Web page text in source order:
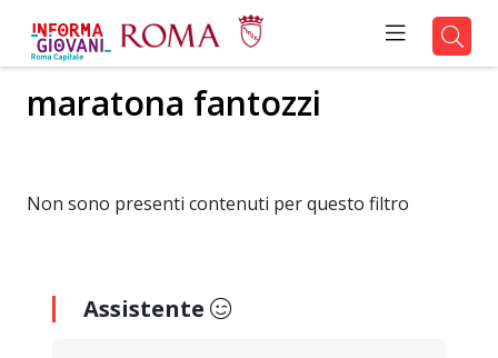
maratona fantozzi
Non sono presenti contenuti per questo filtro
Assistente